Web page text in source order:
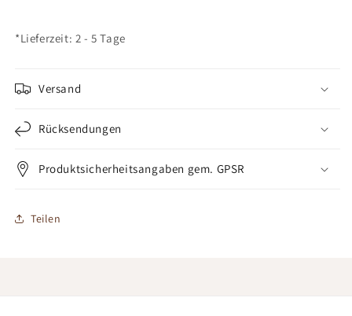
*Lieferzeit: 2 - 5 Tage
Versand
Rücksendungen
Produktsicherheitsangaben gem. GPSR
Teilen